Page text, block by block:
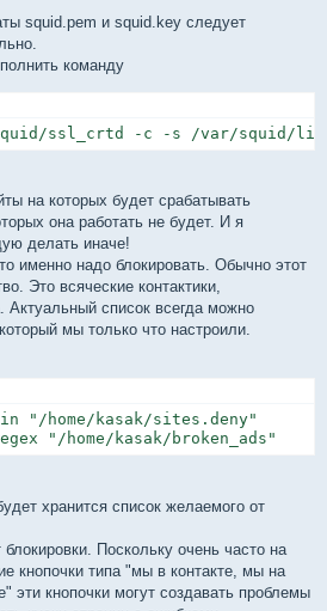
squid.pem и squid.key следует
команду
ssl_crtd -c -s /var/squid/
на которых будет срабатывать
она работать не будет. И я
делать иначе!
именно надо блокировать. Обычно этот
Это всяческие контактики,
Актуальный список всегда можно
мы только что настроили.
"/home/kasak/sites.deny"
"/home/kasak/broken_ads"
хранится список желаемого от
Поскольку очень часто на
кнопочки типа "мы в контакте, мы на
эти кнопочки могут создавать проблемы